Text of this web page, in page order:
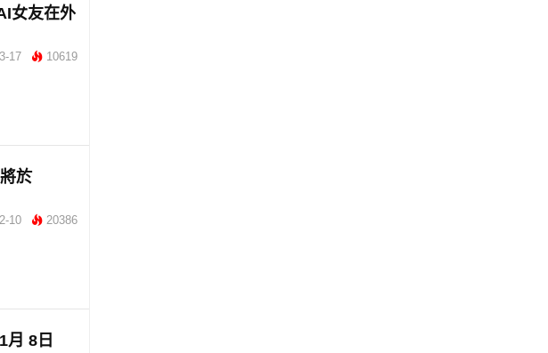
女友在外
17 10619
於
10 20386
月 8日